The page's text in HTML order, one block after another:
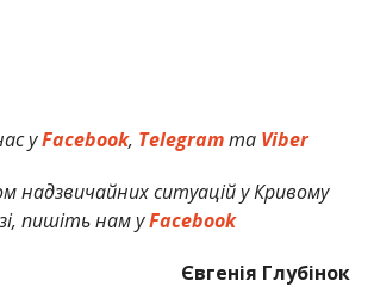
уFacebook, Telegramта Viber
надзвичайних ситуацій у Кривому
пишіть нам уFacebook
Євгенія Глубінок